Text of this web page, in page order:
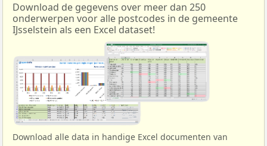
Download de gegevens over meer dan 250
onderwerpen voor alle postcodes in de gemeente
IJsselstein als een Excel dataset!
Download alle data in handige Excel documenten van